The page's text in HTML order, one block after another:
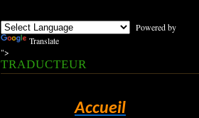
Powered by
Translate
">
TRADUCTEUR
Accueil